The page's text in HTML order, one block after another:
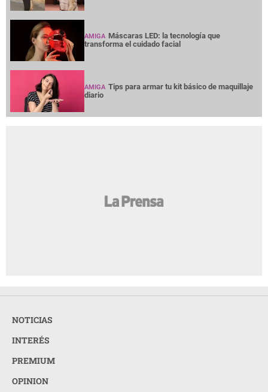
AMIGA Máscaras LED: la tecnología que
transforma el cuidado facial
AMIGA Tips para armar tu kit básico de maquillaje
diario
NOTICIAS
INTERÉS
PREMIUM
OPINION